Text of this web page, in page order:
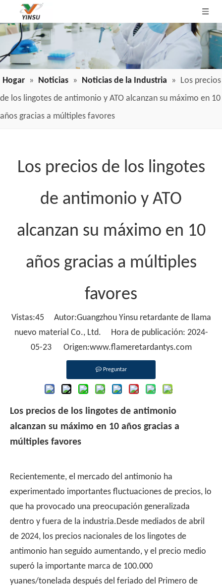
Hogar » Noticias » Noticias de la Industria » Los precios
de los lingotes de antimonio y ATO alcanzan su máximo en 10
años gracias a múltiples favores
Los precios de los lingotes
de antimonio y ATO
alcanzan su máximo en 10
años gracias a múltiples
favores
Vistas:45 Autor:Guangzhou Yinsu retardante de llama
nuevo material Co., Ltd. Hora de publicación: 2024-
05-23 Origen:www.flameretardantys.com
Preguntar
Los precios de los lingotes de antimonio
alcanzan su máximo en 10 años gracias a
múltiples favores
Recientemente, el mercado del antimonio ha
experimentado importantes fluctuaciones de precios, lo
que ha provocado una preocupación generalizada
dentro y fuera de la industria.Desde mediados de abril
de 2024, los precios nacionales de los lingotes de
antimonio han seguido aumentando, y el precio medio
superó la importante marca de 100.000
yuanes/tonelada después del feriado del Primero de